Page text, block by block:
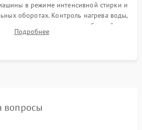
в режиме интенсивной стирки и
оборотах. Контроль нагрева воды,
отсутствия излишних вибраций,
и протечек под корпусом.
Подробнее
вопросы